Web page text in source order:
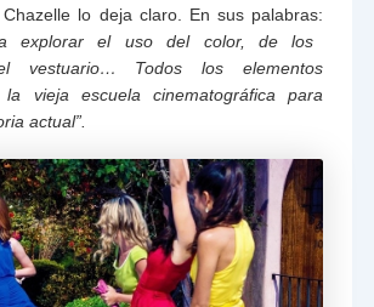
lo deja claro. En sus palabras:
explorar el uso del color, de los
vestuario… Todos los elementos
vieja escuela cinematográfica para
actual”.